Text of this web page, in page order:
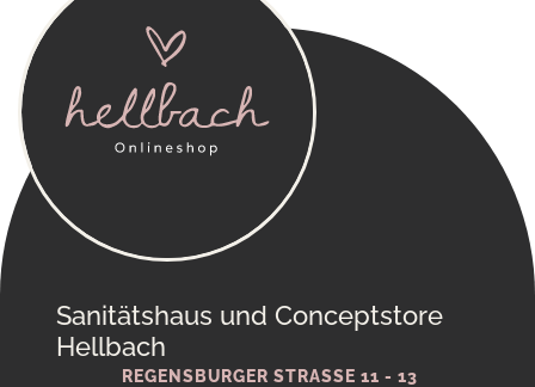
Sanitätshaus und Conceptstore
Hellbach
REGENSBURGER STRASSE 11 - 13